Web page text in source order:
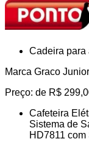
Cadeira para
Marca Graco
Preço: de R$
Cafeteira
Sistema de
HD7811